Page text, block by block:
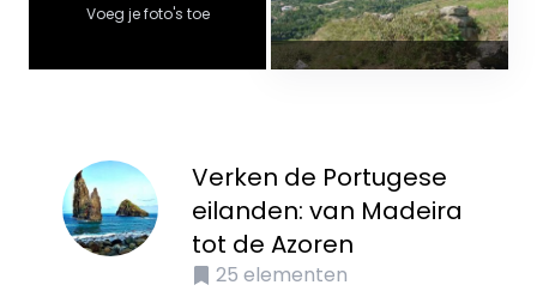
Voeg je foto's toe
Verken de Portugese
eilanden: van Madeira
tot de Azoren
25 elementen